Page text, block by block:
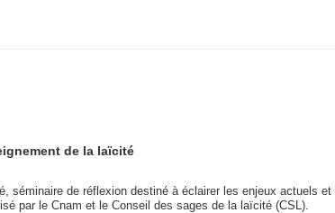
de la laïcité
séminaire de réflexion destiné à éclairer les enjeux actuels
par le Cnam et le Conseil des sages de la laïcité (CSL).